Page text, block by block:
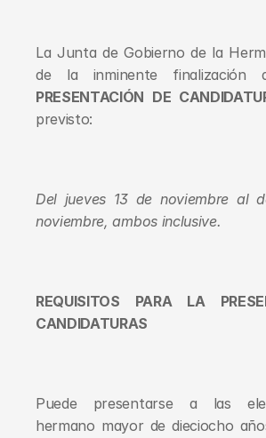
La Junta de Gobierno de la
PRESENTACIÓN DE
previsto:
Del jueves 13 de noviembre al
noviembre, ambos inclusive.
REQUISITOS PARA LA
CANDIDATURAS
Puede presentarse a las
hermano mayor de dieciocho